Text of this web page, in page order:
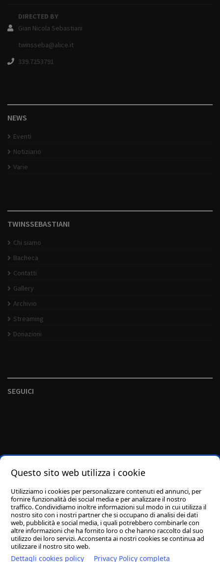
DIRECTED BY
Gian Nicola Sebastiani
twinsseba@alice.it
339.7253791
NEWS
Eventi
Notiziario
Varie
TWINSSEBASTIANI
Chi siamo
Bacheca
Contatti
Gallery
Archivio
Streaming
Donazioni
SEGUICI
Questo sito web utilizza i cookie
Utilizziamo i cookies per personalizzare contenuti ed annunci, per
fornire funzionalità dei social media e per analizzare il nostro
traffico. Condividiamo inoltre informazioni sul modo in cui utilizza il
nostro sito con i nostri partner che si occupano di analisi dei dati
web, pubblicità e social media, i quali potrebbero combinarle con
altre informazioni che ha fornito loro o che hanno raccolto dal suo
utilizzo dei loro servizi. Acconsenta ai nostri cookies se continua ad
utilizzare il nostro sito web.
Dettagli cookies policy Privacy Policy completa